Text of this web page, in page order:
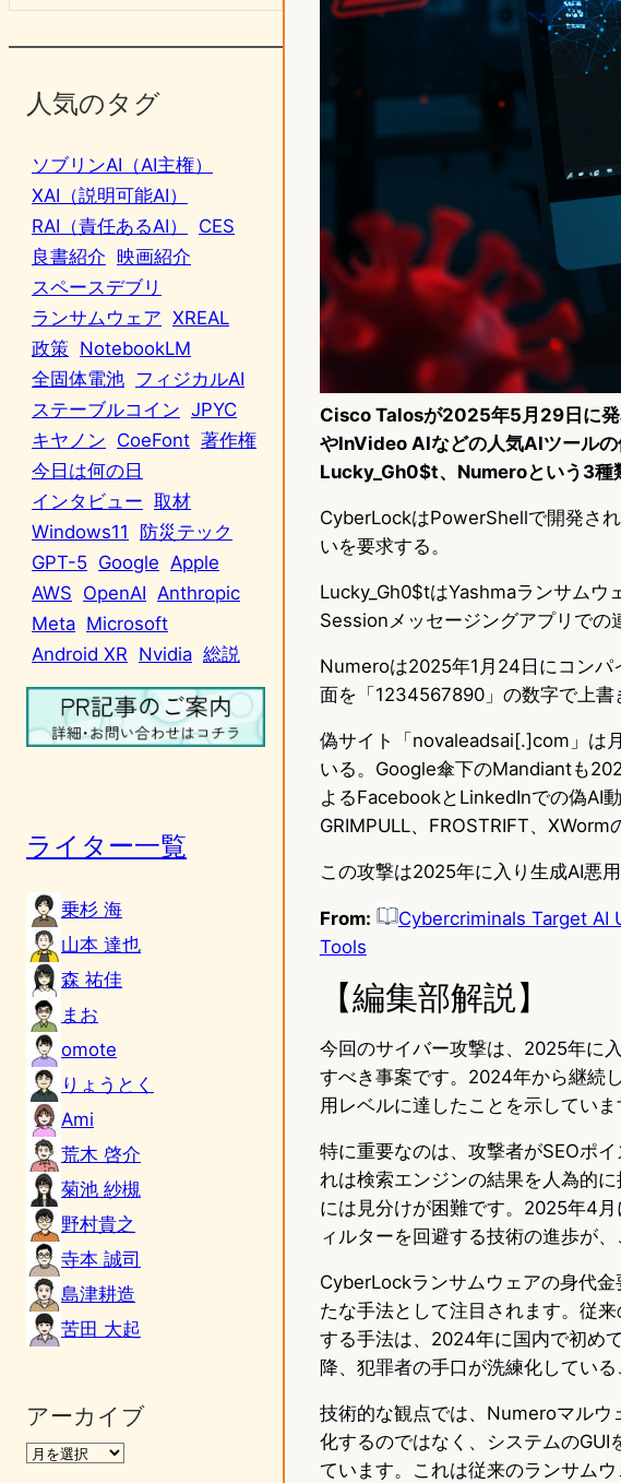
人気のタグ
ソブリンAI（AI主権）
XAI（説明可能AI）
RAI（責任あるAI）
CES
良書紹介 映画紹介
スペースデブリ
ランサムウェア XREAL
政策 NotebookLM
全固体電池 フィジカルAI
ステーブルコイン JPYC
キヤノン CoeFont 著作権
今日は何の日
インタビュー 取材
Windows11
防災テック
GPT-5 Google Apple
AWS OpenAI Anthropic
Meta Microsoft
Android XR Nvidia 総説
ライター一覧
乗杉 海
山本 達也
森 祐佳
まお
omote
りょうとく
Ami
荒木 啓介
菊池 紗槻
野村貴之
寺本 誠司
島津耕造
苦田 大起
アーカイブ
Cisco Talosが2025年5月29日に
やInVideo AIなどの人気AIツール
Lucky_Gh0$t、Numeroという3種
CyberLockはPowerShellで開発さ
いを要求する。
Lucky_Gh0$tはYashmaランサムウ
Sessionメッセージングアプリでの
Numeroは2025年1月24日にコンパ
面を「1234567890」の数字で上書
偽サイト「novaleadsai[.]com」は
いる。Google傘下のMandiantも
よるFacebookとLinkedInでの偽AI
GRIMPULL、FROSTRIFT、
この攻撃は2025年に入り生成AI悪
From:
Cybercriminals Target AI
Tools
【編集部解説】
今回のサイバー攻撃は、2025年に
すべき事案です。2024年から継続
用レベルに達したことを示していま
特に重要なのは、攻撃者がSEOポ
れは検索エンジンの結果を人為的
には見分けが困難です。2025年4
ィルターを回避する技術の進歩が
CyberLockランサムウェアの身代
たな手法として注目されます。従
する手法は、2024年に国内で初め
降、犯罪者の手口が洗練化している
技術的な観点では、Numeroマルウ
化するのではなく、システムの
ています。これは従来のランサム